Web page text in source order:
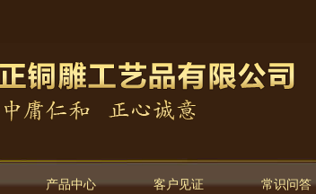
产品中心 客户见证 常识问答